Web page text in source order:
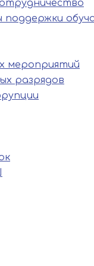
мероприятий
разрядов